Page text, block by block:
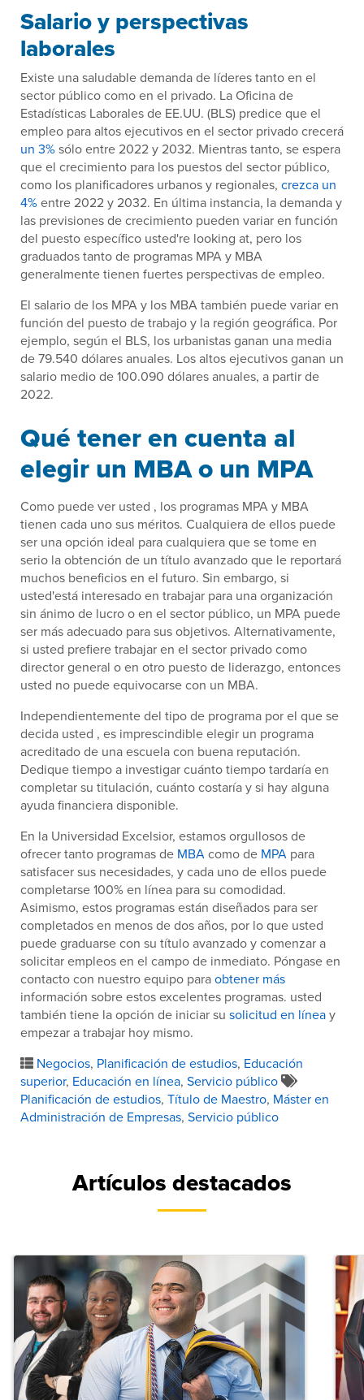
Salario y perspectivas
laborales
Existe una saludable demanda de líderes tanto en el
sector público como en el privado. La Oficina de
Estadísticas Laborales de EE.UU. (BLS) predice que el
empleo para altos ejecutivos en el sector privado crecerá
un 3%sólo entre 2022 y 2032. Mientras tanto, se espera
que el crecimiento para los puestos del sector público,
como los planificadores urbanos y regionales, crezca un
4%entre 2022 y 2032. En última instancia, la demanda y
las previsiones de crecimiento pueden variar en función
del puesto específico usted're looking at, pero los
graduados tanto de programas MPA y MBA
generalmente tienen fuertes perspectivas de empleo.
El salario de los MPA y los MBA también puede variar en
función del puesto de trabajo y la región geográfica. Por
ejemplo, según el BLS, los urbanistas ganan una media
de 79.540 dólares anuales. Los altos ejecutivos ganan un
salario medio de 100.090 dólares anuales, a partir de
2022.
Qué tener en cuenta al
elegir un MBA o un MPA
Como puede ver usted , los programas MPA y MBA
tienen cada uno sus méritos. Cualquiera de ellos puede
ser una opción ideal para cualquiera que se tome en
serio la obtención de un título avanzado que le reportará
muchos beneficios en el futuro. Sin embargo, si
usted'está interesado en trabajar para una organización
sin ánimo de lucro o en el sector público, un MPA puede
ser más adecuado para sus objetivos. Alternativamente,
si usted prefiere trabajar en el sector privado como
director general o en otro puesto de liderazgo, entonces
usted no puede equivocarse con un MBA.
Independientemente del tipo de programa por el que se
decida usted , es imprescindible elegir un programa
acreditado de una escuela con buena reputación.
Dedique tiempo a investigar cuánto tiempo tardaría en
completar su titulación, cuánto costaría y si hay alguna
ayuda financiera disponible.
En la Universidad Excelsior, estamos orgullosos de
ofrecer tanto programas de MBAcomo de MPA para
satisfacer sus necesidades, y cada uno de ellos puede
completarse 100% en línea para su comodidad.
Asimismo, estos programas están diseñados para ser
completados en menos de dos años, por lo que usted
puede graduarse con su título avanzado y comenzar a
solicitar empleos en el campo de inmediato. Póngase en
contacto con nuestro equipo paraobtener más
información sobre estos excelentes programas. usted
también tiene la opción de iniciar su solicitud en líneay
empezar a trabajar hoy mismo.
Negocios, Planificación de estudios, Educación
superior, Educación en línea, Servicio público
Planificación de estudios, Título de Maestro, Máster en
Administración de Empresas, Servicio público
Artículos destacados